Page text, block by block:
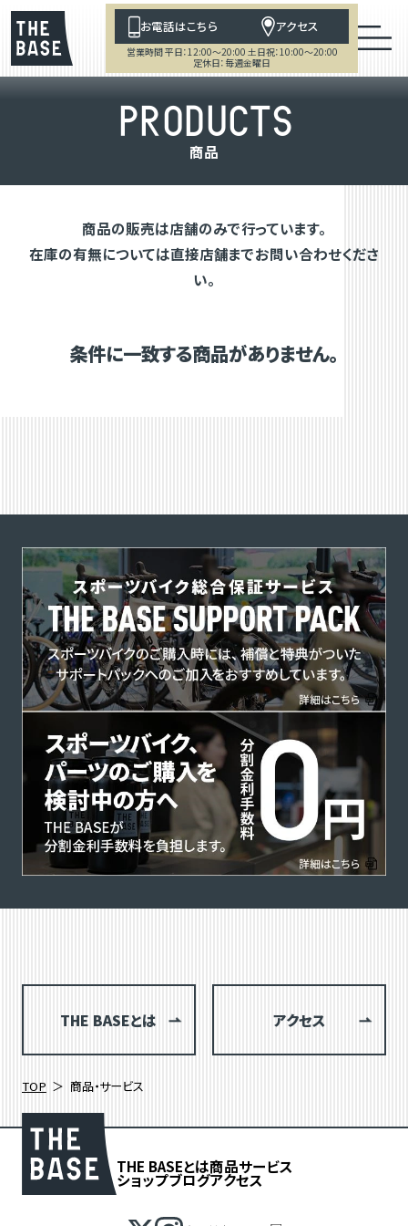
お電話はこちら アクセス
営業時間 平日：12:00～20:00 土日祝：10:00～20:00
定休日：毎週金曜日
PRODUCTS
商品
商品の販売は店舗のみで行っています。
在庫の有無については直接店舗までお問い合わせくださ
い。
条件に一致する商品がありません。
THE BASEとは アクセス
TOP 商品・サービス
THE BASEとは商品サービス
ショップブログアクセス